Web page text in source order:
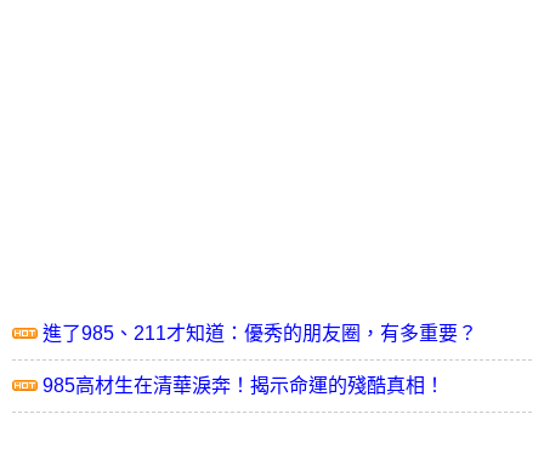
進了985、211才知道：優秀的朋友圈，有多重要？
985高材生在清華淚奔！揭示命運的殘酷真相！